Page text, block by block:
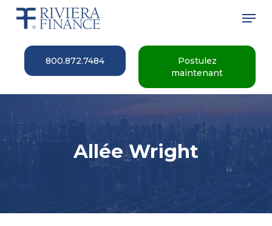
Skip
content
800.872.7484
Postulez
maintenant
Allée Wright
Menu